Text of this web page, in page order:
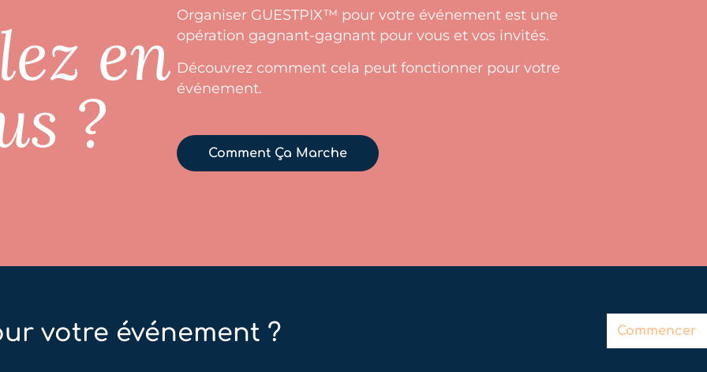
en
?
Organiser GUESTPIX™ pour votre événement est une
opération gagnant-gagnant pour vous et vos invités.
Découvrez comment cela peut fonctionner pour votre
événement.
Comment Ça Marche
votre événement ? Commencer